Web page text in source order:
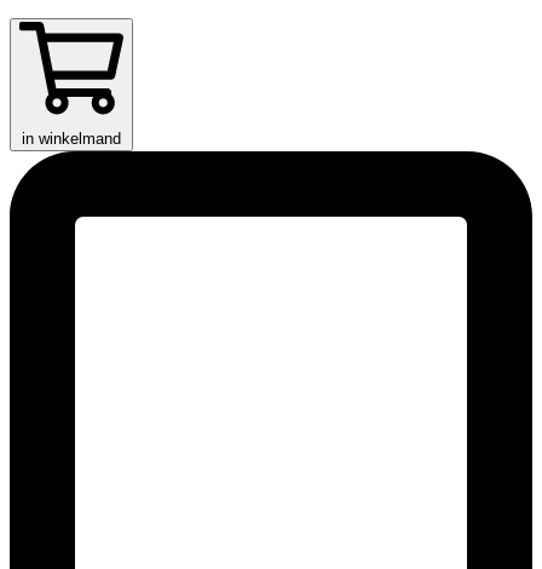
in winkelmand